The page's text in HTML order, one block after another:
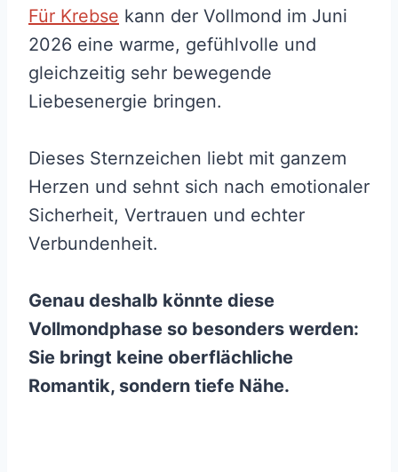
Für Krebse kann der Vollmond im Juni
2026 eine warme, gefühlvolle und
gleichzeitig sehr bewegende
Liebesenergie bringen.
Dieses Sternzeichen liebt mit ganzem
Herzen und sehnt sich nach emotionaler
Sicherheit, Vertrauen und echter
Verbundenheit.
Genau deshalb könnte diese
Vollmondphase so besonders werden:
Sie bringt keine oberflächliche
Romantik, sondern tiefe Nähe.